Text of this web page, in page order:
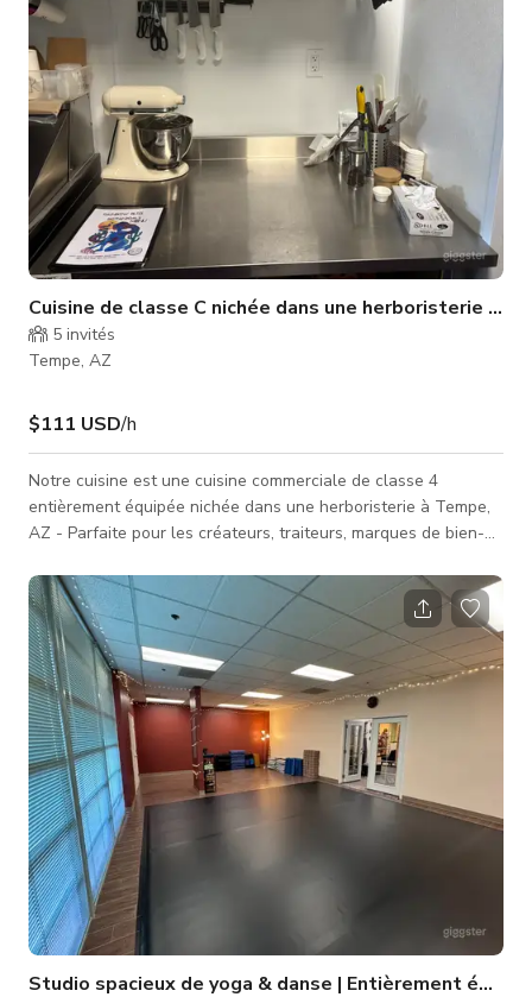
avec
Cuisine de classe C nichée dans une herboristerie
5 invités
Tempe, AZ
$111 USD/h
Notre cuisine est une cuisine commerciale de classe 4
entièrement équipée nichée dans une herboristerie à Tempe,
AZ - Parfaite pour les créateurs, traiteurs, marques de bien-
de contenu et événements POP UP. Notre cuisine est
inspectée et agréée pour la production alimentaire et offre de
nombreuses installations pour donner vie à vos créations.
Tables de préparation en acier inoxydable Évier à 3
compartiments + st
Studio spacieux de yoga & danse | Entièrement